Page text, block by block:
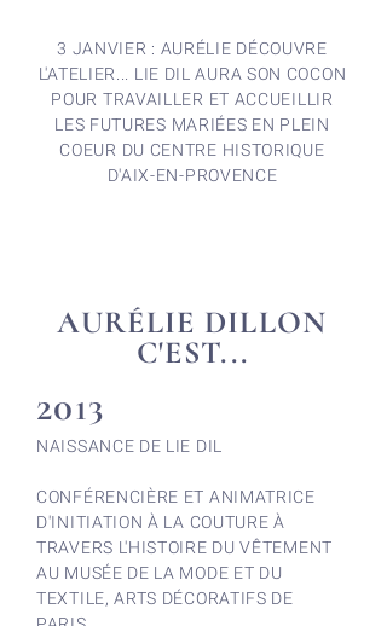
3 JANVIER : AURÉLIE DÉCOUVRE
L'ATELIER... LIE DIL AURA SON COCON
POUR TRAVAILLER ET ACCUEILLIR
LES FUTURES MARIÉES EN PLEIN
COEUR DU CENTRE HISTORIQUE
D'AIX-EN-PROVENCE
AURÉLIE DILLON
C'EST...
2013
NAISSANCE DE LIE DIL
CONFÉRENCIÈRE ET ANIMATRICE
D'INITIATION À LA COUTURE À
TRAVERS L'HISTOIRE DU VÊTEMENT
AU MUSÉE DE LA MODE ET DU
TEXTILE, ARTS DÉCORATIFS DE